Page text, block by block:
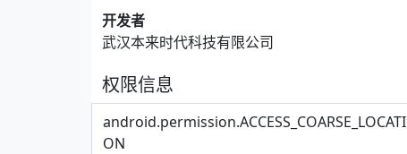
开发者
武汉本来时代科技有限公司
权限信息
android.permission.ACCESS_COARSE_LOCATI
ON